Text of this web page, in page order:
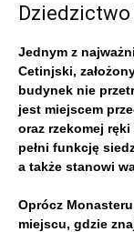
Jednym z
Cetinjski,
budynek nie
jest miejscem
oraz rzekomej
pełni funkcję
a także stanowi
Oprócz
miejscu, gdzie